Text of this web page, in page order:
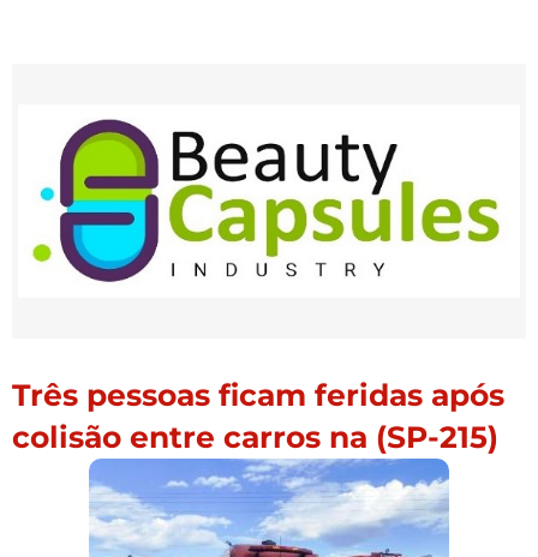
Três pessoas ficam feridas após
colisão entre carros na (SP-215)